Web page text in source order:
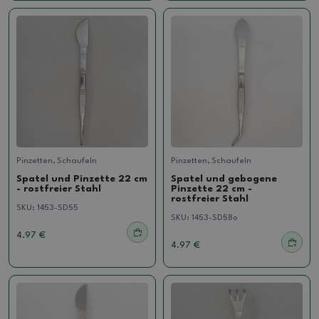
Pinzetten, Schaufeln
Spatel und Pinzette 22 cm
- rostfreier Stahl
SKU: 1453-SD55
4.97 €
Pinzetten, Schaufeln
Spatel und gebogene
Pinzette 22 cm -
rostfreier Stahl
SKU: 1453-SD58o
4.97 €